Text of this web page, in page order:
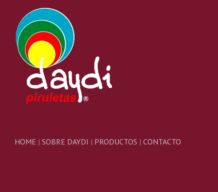
HOME | SOBRE DAYDI | PRODUCTOS | CONTACTO